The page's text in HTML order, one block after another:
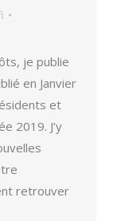
je publie
en Janvier
et
2019. J’y
retrouver